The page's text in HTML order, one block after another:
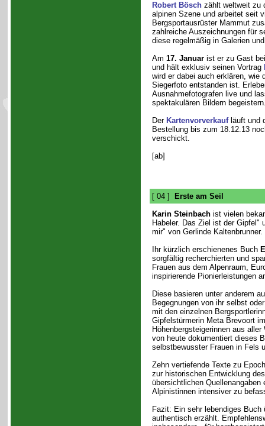
Robert Böschzählt weltweit zu
alpinen Szene und arbeitet seit
Bergsportausrüster Mammut
zahlreiche Auszeichnungen für
diese regelmäßig in Galerien
Am 17. Januarist er zu Gast
und hält exklusiv seinen Vortrag
wird er dabei auch erklären, wie
Siegerfoto entstanden ist.
Ausnahmefotografen live und
spektakulären Bildern
Der Kartenvorverkaufläuft und
Bestellung bis zum 18.12.13
verschickt.
[ab]
[ 04 ]
Erste am Seil
Karin Steinbachist vielen
Habeler. Das Ziel ist der Gipfel"
mir" von Gerlinde Kaltenbrunner.
Ihr kürzlich erschienenes Buch
sorgfältig recherchierten und
Frauen aus dem Alpenraum,
inspirierende Pionierleistungen
Diese basieren unter anderem
Begegnungen von ihr selbst
mit den einzelnen
Gipfelstürmerin Meta Brevoort
Höhenbergsteigerinnen aus
von heute dokumentiert dieses
selbstbewusster Frauen in Fels
Zehn vertiefende Texte zu
zur historischen Entwicklung
übersichtlichen
Alpinistinnen intensiver zu
Fazit: Ein sehr lebendiges
authentisch erzählt.